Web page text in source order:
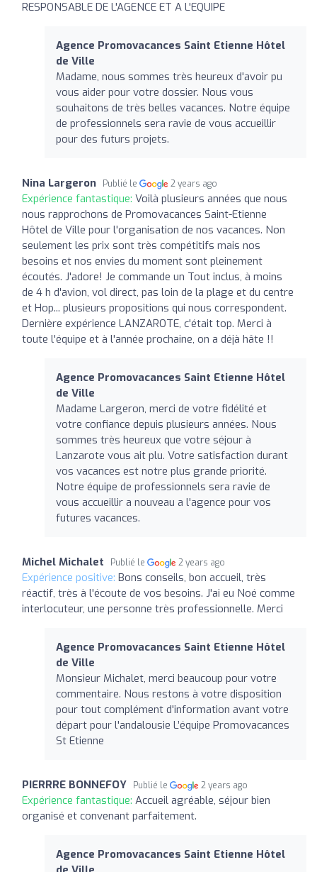
RESPONSABLE DE L'AGENCE ET A L'EQUIPE
Agence Promovacances Saint Etienne Hôtel
de Ville
Madame, nous sommes très heureux d'avoir pu
vous aider pour votre dossier. Nous vous
souhaitons de très belles vacances. Notre équipe
de professionnels sera ravie de vous accueillir
pour des futurs projets.
Nina Largeron Publié le 2 years ago
Expérience fantastique: Voilà plusieurs années que nous
nous rapprochons de Promovacances Saint-Etienne
Hôtel de Ville pour l'organisation de nos vacances. Non
seulement les prix sont très compétitifs mais nos
besoins et nos envies du moment sont pleinement
écoutés. J'adore! Je commande un Tout inclus, à moins
de 4 h d'avion, vol direct, pas loin de la plage et du centre
et Hop... plusieurs propositions qui nous correspondent.
Dernière expérience LANZAROTE, c'était top. Merci à
toute l'équipe et à l'année prochaine, on a déjà hâte !!
Agence Promovacances Saint Etienne Hôtel
de Ville
Madame Largeron, merci de votre fidélité et
votre confiance depuis plusieurs années. Nous
sommes très heureux que votre séjour à
Lanzarote vous ait plu. Votre satisfaction durant
vos vacances est notre plus grande priorité.
Notre équipe de professionnels sera ravie de
vous accueillir a nouveau a l'agence pour vos
futures vacances.
Michel Michalet Publié le 2 years ago
Expérience positive: Bons conseils, bon accueil, très
réactif, très à l'écoute de vos besoins. J'ai eu Noé comme
interlocuteur, une personne très professionnelle. Merci
Agence Promovacances Saint Etienne Hôtel
de Ville
Monsieur Michalet, merci beaucoup pour votre
commentaire. Nous restons à votre disposition
pour tout complément d'information avant votre
départ pour l'andalousie L’équipe Promovacances
St Etienne
PIERRRE BONNEFOY Publié le 2 years ago
Expérience fantastique: Accueil agréable, séjour bien
organisé et convenant parfaitement.
Agence Promovacances Saint Etienne Hôtel